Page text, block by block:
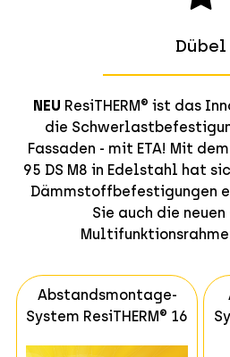
Dübel
NEU ResiTHERM® ist das
die
Fassaden - mit ETA! Mit
95 DS M8 in Edelstahl hat
Dämmstoffbefestigungen
Sie auch die neuen
Abstandsmontage-
System ResiTHERM® 16